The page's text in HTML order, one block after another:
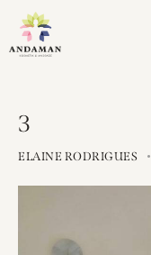
3
ELAINE RODRIGUES